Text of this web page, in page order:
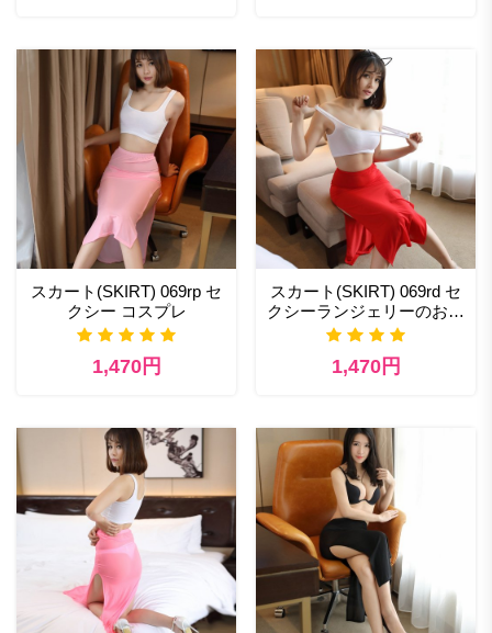
スカート(SKIRT) 069rp セ
クシー コスプレ
1,470円
スカート(SKIRT) 069rd セ
クシーランジェリーのおす
すめ
1,470円